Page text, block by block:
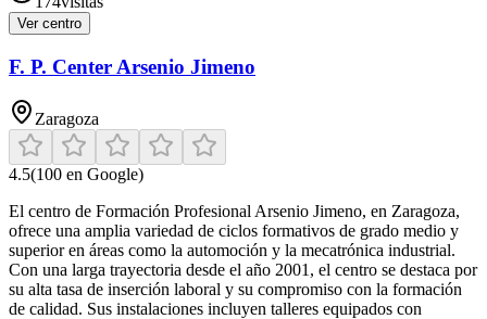
Ver centro
F. P. Center Arsenio Jimeno
Zaragoza
4.5(100 en Google)
El centro de Formación Profesional Arsenio Jimeno, en Zaragoza,
ofrece una amplia variedad de ciclos formativos de grado medio y
superior en áreas como la automoción y la mecatrónica industrial.
Con una larga trayectoria desde el año 2001, el centro se destaca por
su alta tasa de inserción laboral y su compromiso con la formación
de calidad. Sus instalaciones incluyen talleres equipados con